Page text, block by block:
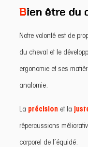
Bien être du
Notre volonté est de
du cheval et le
ergonomie et ses
anatomie.
La précision et la
répercussions
corporel de l’équidé.